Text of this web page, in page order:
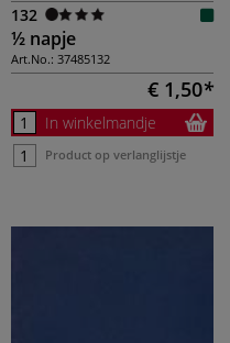
132
½ napje
Art.No.: 37485132
€ 1,50
In winkelmandje
Product op verlanglijstje